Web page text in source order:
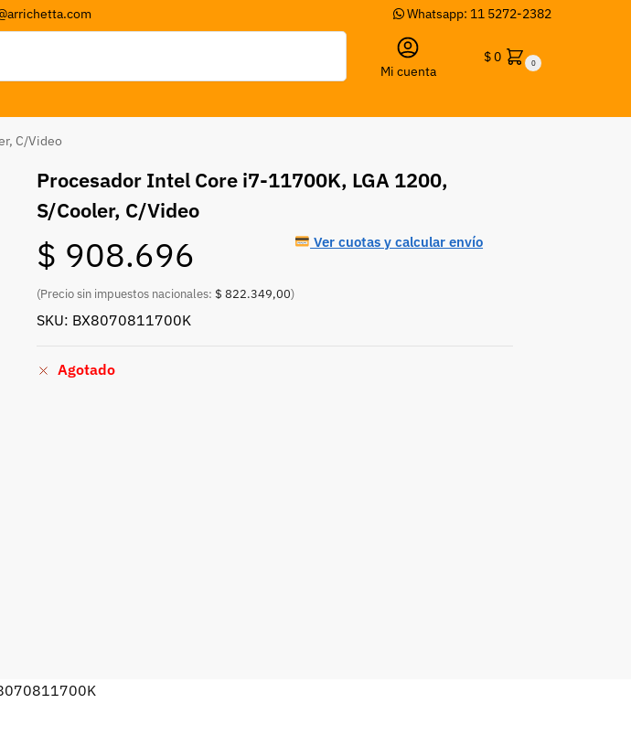
Whatsapp: 11 5272-2382
Mi cuenta
$0 0
C/Video
Procesador Intel Core i7-11700K, LGA 1200,
S/Cooler, C/Video
$ 908.696
(Precio sin impuestos nacionales: $ 822.349,00)
Ver cuotas y calcular envío
SKU: BX8070811700K
Agotado